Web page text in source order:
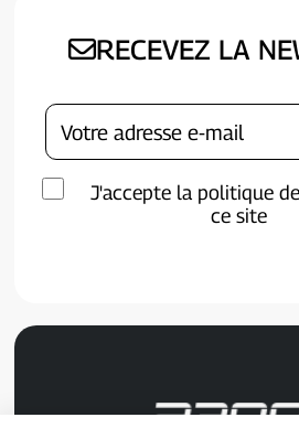
RECEVEZ LA
J'accepte la politique
ce site